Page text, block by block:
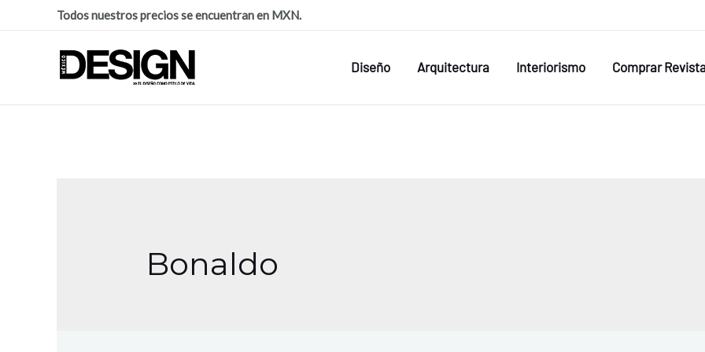
Todos nuestros precios se encuentran en MXN.
Diseño Arquitectura Interiorismo Comprar
Bonaldo